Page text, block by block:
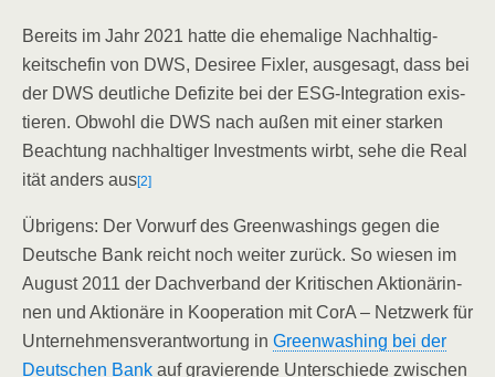
Bereits im Jahr 2021 hat­te die ehe­ma­li­ge Nach­hal­tig­
keits­che­fin von DWS, Desi­ree Fix­ler, aus­ge­sagt, dass bei
der DWS deut­li­che Defi­zi­te bei der ESG-Inte­­gra­­ti­on exis­
tie­ren. Obwohl die DWS nach außen mit einer star­ken
Beach­tung nach­hal­ti­ger Invest­ments wirbt, sehe die Rea­l
i­tät anders aus[2]
Übri­gens: Der Vor­wurf des Green­wa­shings gegen die
Deut­sche Bank reicht noch wei­ter zurück. So wie­sen im
August 2011 der Dach­ver­band der Kri­ti­schen Aktio­nä­rin­
nen und Aktio­nä­re in Koope­ra­ti­on mit CorA – Netz­werk für
Unter­neh­mens­ver­ant­wor­tung in Green­wa­shing bei der
Deut­schen Bank auf gra­vie­ren­de Unter­schie­de zwi­schen